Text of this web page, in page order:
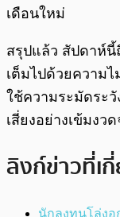
เดือนใหม่
สรุปแล้ว สัปดาห์
เต็มไปด้วยความ
ใช้ความระมัดระ
เสี่ยงอย่างเข้มง
ลิงก์ข่าวที่เ
นักลงทุนโล่งอ